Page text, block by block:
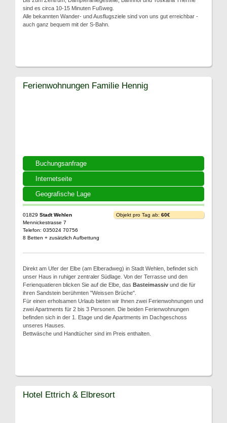
sind es circa 10-15 Minuten Fußweg.
Alle bekannten Wander- und Ausflugsziele sind von uns gut erreichbar -
auch ganz bequem mit der S-Bahn.
Buchungsanfrage
Internetseite
Geografische Lage
Ferienwohnungen Familie Hennig
01829 Stadt Wehlen
Mennickestrasse 7
Telefon: 035024 70756
8 Betten + zusätzlich Aufbettung
Objekt pro Tag ab: 60€
Direkt am Ufer der Elbe (am Elberadweg) in Stadt Wehlen, befindet sich
unser Haus in ruhiger zentraler Südlage. Von der Terrasse und den
Ferienquatieren blicken Sie auf die Elbe, das Basteimassiv und die für
ihren Sandstein berühmten "Weissen Brüche".
Für einen erholsamen Urlaub bieten wir Ihnen zwei Ferienwohnungen und
zwei Apartments für 2 bis 3 Personen. Die beiden Ferienwohnungen
befinden sich in der 1. Etage und die Apartments im Dachgeschoss
unseres Hauses.
Bettwäsche und Handtücher sind im Preis enthalten.
Hotel Ettrich & Elbresort